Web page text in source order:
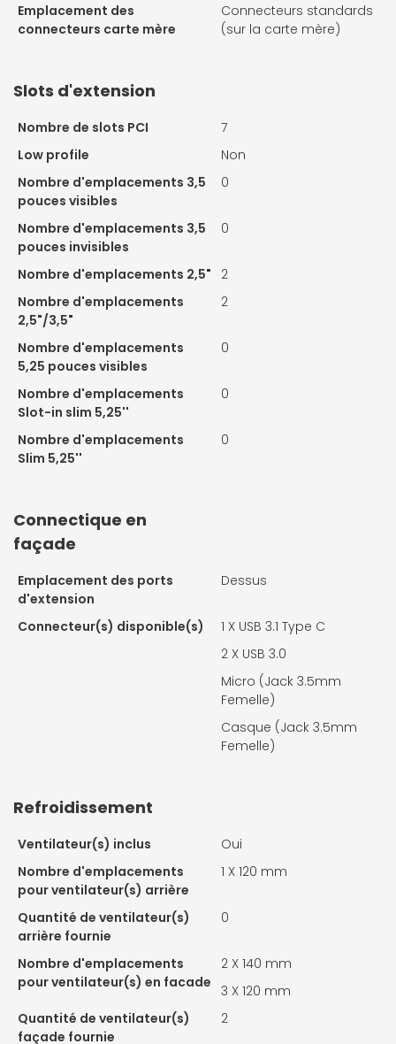
Emplacement des
connecteurs carte mère
Connecteurs standards
(sur la carte mère)
Slots d'extension
Nombre de slots PCI
7
Low profile
Non
Nombre d'emplacements 3,5
pouces visibles
0
Nombre d'emplacements 3,5
pouces invisibles
0
Nombre d'emplacements 2,5"
2
Nombre d'emplacements
2,5"/3,5"
2
Nombre d'emplacements
5,25 pouces visibles
0
Nombre d'emplacements
Slot-in slim 5,25''
0
Nombre d'emplacements
Slim 5,25''
0
Connectique en
façade
Emplacement des ports
d'extension
Dessus
Connecteur(s) disponible(s) 1 X USB 3.1 Type C
2 X USB 3.0
Micro (Jack 3.5mm
Femelle)
Casque (Jack 3.5mm
Femelle)
Refroidissement
Ventilateur(s) inclus
Oui
Nombre d'emplacements
pour ventilateur(s) arrière
1 X 120 mm
Quantité de ventilateur(s)
arrière fournie
0
Nombre d'emplacements
pour ventilateur(s) en facade
2 X 140 mm
3 X 120 mm
Quantité de ventilateur(s)
façade fournie
2